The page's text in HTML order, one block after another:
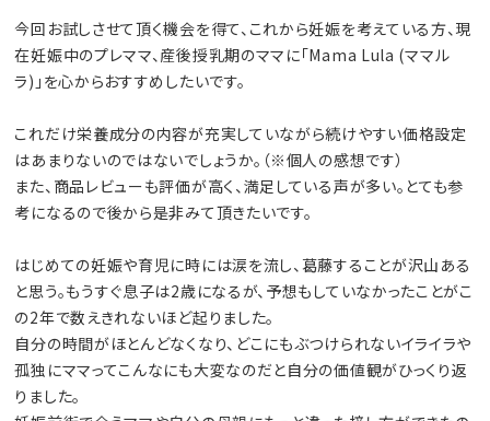
今回お試しさせて頂く機会を得て、これから妊娠を考えている方、現
在妊娠中のプレママ、産後授乳期のママに「Mama Lula (ママル
ラ)」を心からおすすめしたいです。
これだけ栄養成分の内容が充実していながら続けやすい価格設定
はあまりないのではないでしょうか。（※個人の感想です）
また、商品レビューも評価が高く、満足している声が多い。とても参
考になるので後から是非みて頂きたいです。
はじめての妊娠や育児に時には涙を流し、葛藤することが沢山ある
と思う。もうすぐ息子は2歳になるが、予想もしていなかったことがこ
の2年で数えきれないほど起りました。
自分の時間がほとんどなくなり、どこにもぶつけられないイライラや
孤独にママってこんなにも大変なのだと自分の価値観がひっくり返
りました。